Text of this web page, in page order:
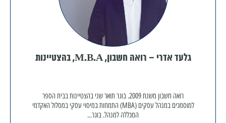
גלעד אדרי – רואה חשבון, M.B.A, בהצטיינות
רואה חשבון משנת 2009. בוגר תואר שני בהצטיינות בבית הספר
למוסמכים במנהל עסקים (MBA) התמחות במיסוי עסקי במסלול האקדמי
המכללה למנהל. בוגר...